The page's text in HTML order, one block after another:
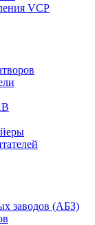
VCP
заводов (АБЗ)